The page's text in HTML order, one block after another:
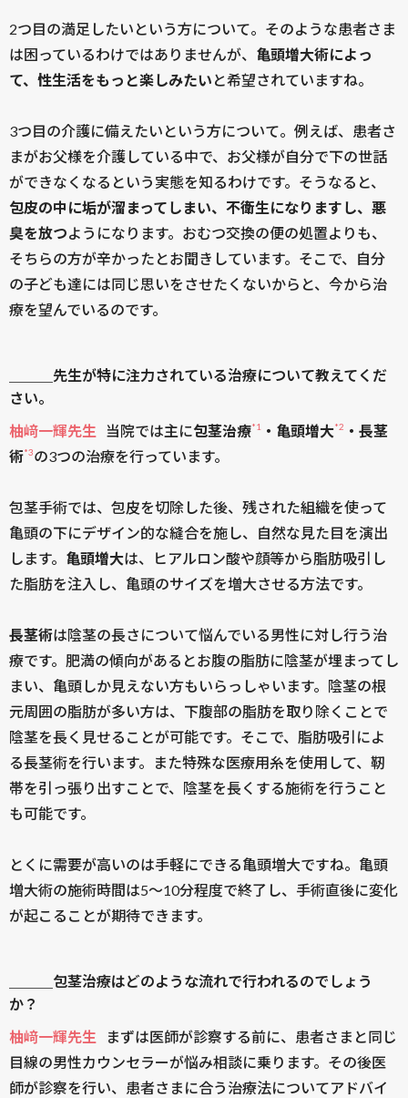
2つ目の満足したいという方について。そのような患者さま
は困っているわけではありませんが、 亀頭増大術によっ
て、性生活をもっと楽しみたい と希望されていますね。
3つ目の介護に備えたいという方について。例えば、患者さ
まがお父様を介護している中で、お父様が自分で下の世話
ができなくなるという実態を知るわけです。そうなると、
包皮の中に垢が溜まってしまい、不衛生になりますし、悪
臭を放つようになります。おむつ交換の便の処置よりも、
そちらの方が辛かったとお聞きしています。そこで、自分
の子ども達には同じ思いをさせたくないからと、今から治
療を望んでいるのです。
＿＿＿先生が特に注力されている治療について教えてくだ
さい。
柚﨑一輝先生
当院では主に包茎治療*1 ・亀頭増大*2 ・長茎
術*3の3つの治療を行っています。
包茎手術では、包皮を切除した後、残された組織を使って
亀頭の下にデザイン的な縫合を施し、自然な見た目を演出
します。 亀頭増大は、ヒアルロン酸や顔等から脂肪吸引し
た脂肪を注入し、亀頭のサイズを増大させる方法です。
長茎術は陰茎の長さについて悩んでいる男性に対し行う治
療です。肥満の傾向があるとお腹の脂肪に陰茎が埋まってし
まい、亀頭しか見えない方もいらっしゃいます。陰茎の根
元周囲の脂肪が多い方は、下腹部の脂肪を取り除くことで
陰茎を長く見せることが可能です。そこで、脂肪吸引によ
る長茎術を行います。また特殊な医療用糸を使用して、靭
帯を引っ張り出すことで、陰茎を長くする施術を行うこと
も可能です。
とくに需要が高いのは手軽にできる亀頭増大ですね。亀頭
増大術の施術時間は5〜10分程度で終了し、手術直後に変化
が起こることが期待できます。
＿＿＿包茎治療はどのような流れで行われるのでしょう
か？
柚﨑一輝先生
まずは医師が診察する前に、患者さまと同じ
目線の男性カウンセラーが悩み相談に乗ります。その後医
師が診察を行い、患者さまに合う治療法についてアドバイ